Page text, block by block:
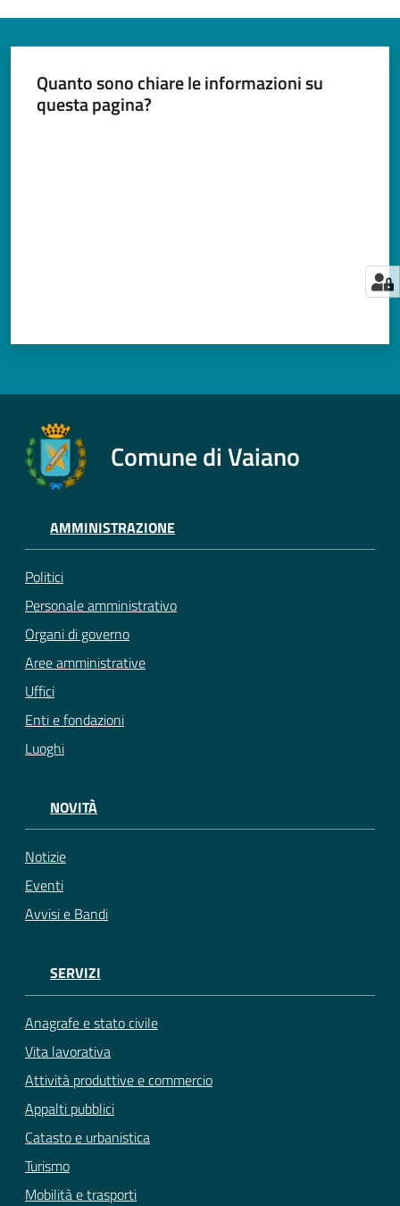
Quanto sono chiare le informazioni su
questa pagina?
Comune di Vaiano
AMMINISTRAZIONE
Politici
Personale amministrativo
Organi di governo
Aree amministrative
Uffici
Enti e fondazioni
Luoghi
NOVITÀ
Notizie
Eventi
Avvisi e Bandi
SERVIZI
Anagrafe e stato civile
Vita lavorativa
Attività produttive e commercio
Appalti pubblici
Catasto e urbanistica
Turismo
Mobilità e trasporti